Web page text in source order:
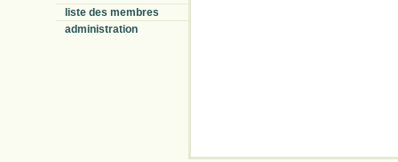
liste des membres
administration